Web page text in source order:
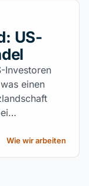
US-
Investoren
einen
Wie wir arbeiten